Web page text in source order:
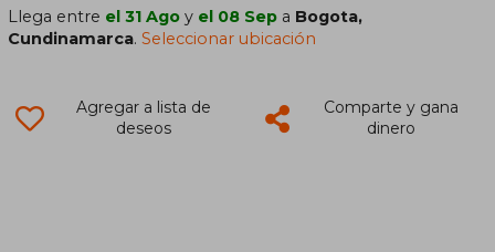
Llega entre el 31 Ago y el 08 Sep a Bogota,
Cundinamarca.Seleccionar ubicación
Agregar a lista de
deseos
Comparte y gana
dinero